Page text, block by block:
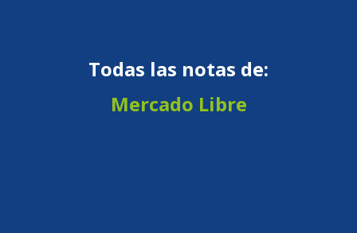
Todas las notas de:
Mercado Libre